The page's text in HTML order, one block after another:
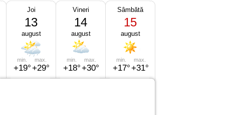
Joi
13
august
min.
+19°
max.
+29°
Vineri
14
august
min.
+18°
max.
+30°
Sâmbătă
15
august
min.
+17°
max.
+31°